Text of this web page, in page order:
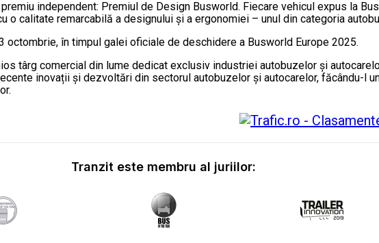
independent: Premiul de Design Busworld. Fiecare vehicul expus la
o calitate remarcabilă a designului și a ergonomiei – unul din categoria
în timpul galei oficiale de deschidere a Busworld Europe 2025.
târg comercial din lume dedicat exclusiv industriei autobuzelor și
inovații și dezvoltări din sectorul autobuzelor și autocarelor, făcându-l
Tranzit este membru al juriilor: